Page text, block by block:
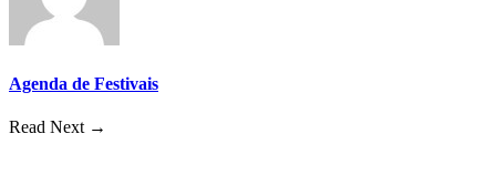
Agenda de Festivais
Read Next →